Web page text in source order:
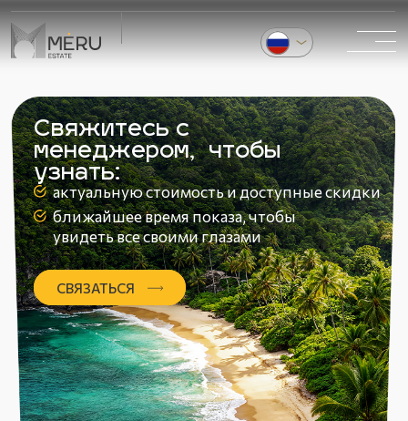
ОТЗЫВЫ
БЛОГ
ТЕХНАДЗОР
ПЕРЕПРОДАЖА
О НАС
Свяжитесь с
менеджером, чтобы
узнать:
актуальную стоимость и доступные скидки
СВЯЗАТЬСЯ
ближайшее время показа, чтобы
увидеть все своими глазами